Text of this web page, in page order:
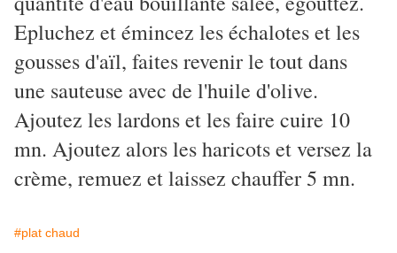
Epluchez et émincez les échalotes et les
gousses d'aïl, faites revenir le tout dans
une sauteuse avec de l'huile d'olive.
Ajoutez les lardons et les faire cuire 10
mn. Ajoutez alors les haricots et versez la
crème, remuez et laissez chauffer 5 mn.
#plat chaud